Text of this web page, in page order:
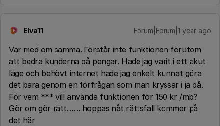
E Elva11 Forum|Forum|1 year ago
Var med om samma. Förstår inte funktionen förutom
att bedra kunderna på pengar. Hade jag varit i ett akut
läge och behövt internet hade jag enkelt kunnat göra
det bara genom en förfrågan som man kryssar i ja på.
För vem *** vill använda funktionen för 150 kr /mb?
Gör om gör rätt…… hoppas nåt rättsfall kommer på
det här